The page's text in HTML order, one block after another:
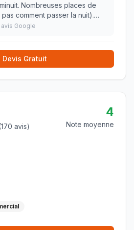
Nombreuses places de
comment passer la nuit).
gardez tout propre !
avis Google
Devis Gratuit
170 avis)
4
Note moyenne